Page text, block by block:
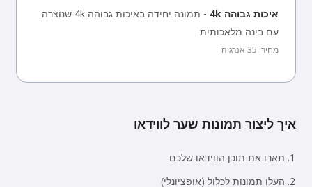
איכות גבוהה 4k -
תמונה יחידה באיכות גבוהה 4k שנוצרה
עם בינה מלאכותית
מחיר: 35 אנרגיה
איך ליצור תמונות שער לווידאו
תארו את תוכן הווידאו שלכם
העלו תמונות לכלול (אופציונלי)